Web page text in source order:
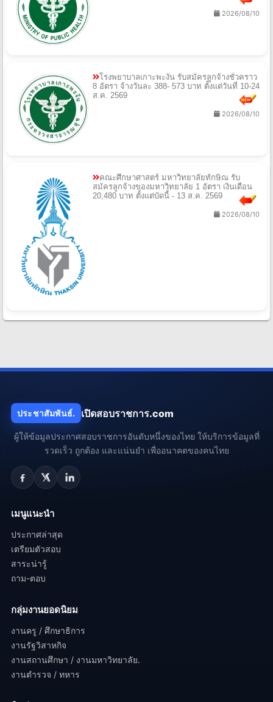
2026/08/10
โรงพยาบาลเกาะพะงัน รับสมัครลูกจ้างชั่วคราว
8 อัตรา จ้างวันละ 388- 573 บาท ตั้งแต่วันที่ 10-24
ส.ค. 2569
2026/08/10
คณะศึกษาศาสตร์ มหาวิทยาลัยทักษิณ รับ
สมัครลูกจ้างของมหาวิทยาลัย 1 อัตรา เงินเดือน
20,480 บาท ตั้งแต่บัดนี้ - 13 ส.ค. 2569
2026/08/10
ประชาสัมพันธ์. เปิดสอบราชการ.com
ผู้ให้ข้อมูลประกาศสอบราชการอันดับหนึ่งของไทย ให้บริการข้อมูลที่
รวดเร็ว ถูกต้อง และแน่นยำ เพื่ออนาคตของคนไทย
เมนูแนะนำ
ประกาศล่าสุด
เตรียมตัวสอบ
สาระน่ารู้
ถาม-ตอบ
กลุ่มงานยอดนิยม
งานครู / ศึกษาธิการ
งานรัฐวิสาหกิจ
งานสถานศึกษา / งานมหาวิทยาลัย.
งานตำรวจ / ทหาร